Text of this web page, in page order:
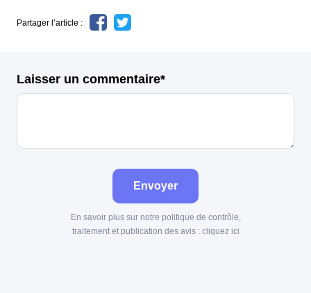
Partager l’article :
Laisser un commentaire*
Envoyer
En savoir plus sur notre politique de contrôle,
traitement et publication des avis : cliquez ici